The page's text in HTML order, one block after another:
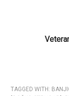
TAGGED WITH: